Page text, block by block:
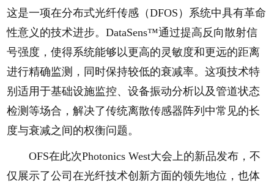
这是一项在分布式光纤传感（DFOS）系统中具有革命
性意义的技术进步。DataSens™通过提高反向散射信
号强度，使得系统能够以更高的灵敏度和更远的距离
进行精确监测，同时保持较低的衰减率。这项技术特
别适用于基础设施监控、设备振动分析以及管道状态
检测等场合，解决了传统离散传感器阵列中常见的长
度与衰减之间的权衡问题。
OFS在此次Photonics West大会上的新品发布，不
仅展示了公司在光纤技术创新方面的领先地位，也体